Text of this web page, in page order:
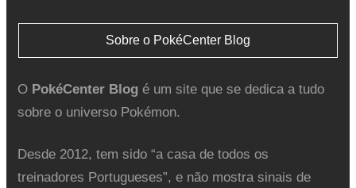
Sobre o PokéCenter Blog
O PokéCenter Blogé um site que se dedica a tudo
sobre o universo Pokémon.
Desde 2012, tem sido “a casa de todos os
treinadores Portugueses”, e não mostra sinais de